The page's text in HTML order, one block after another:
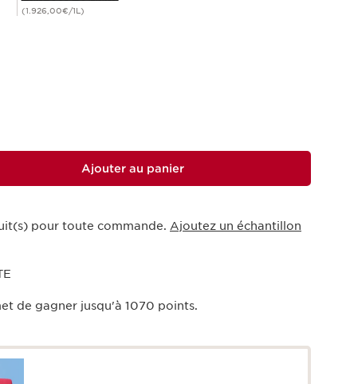
(1.926,00€/1L)
Ajouter au panier
pour toute commande. Ajoutez un échantillon
de gagner jusqu'à 1070 points.